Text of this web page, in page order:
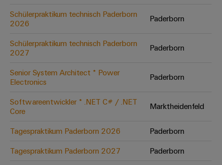
Digital
neuen Niveau
schnell
Schülerpraktikum technisch Paderborn
2026
Paderborn
Schülerpraktikum technisch Paderborn
2027
Paderborn
Senior System Architect * Power
Electronics
Paderborn
Softwareentwickler * .NET C# / .NET
Core
Marktheidenfeld
Tagespraktikum Paderborn 2026
Paderborn
Tagespraktikum Paderborn 2027
Paderborn